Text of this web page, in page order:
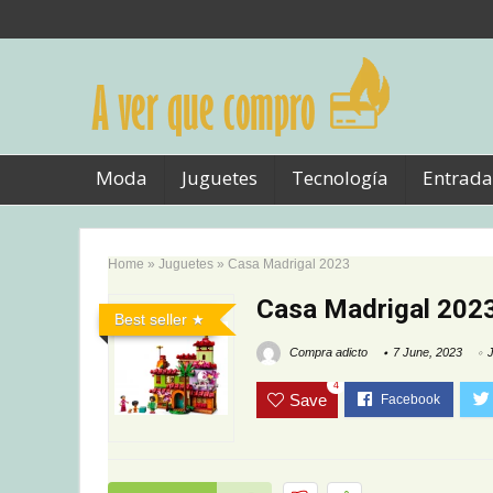
Moda Juguetes Tecnología
Home » Juguetes » Casa Madrigal 2023
Best seller Casa Madrigal
Compra adicto 7 June, 2023
Save
4